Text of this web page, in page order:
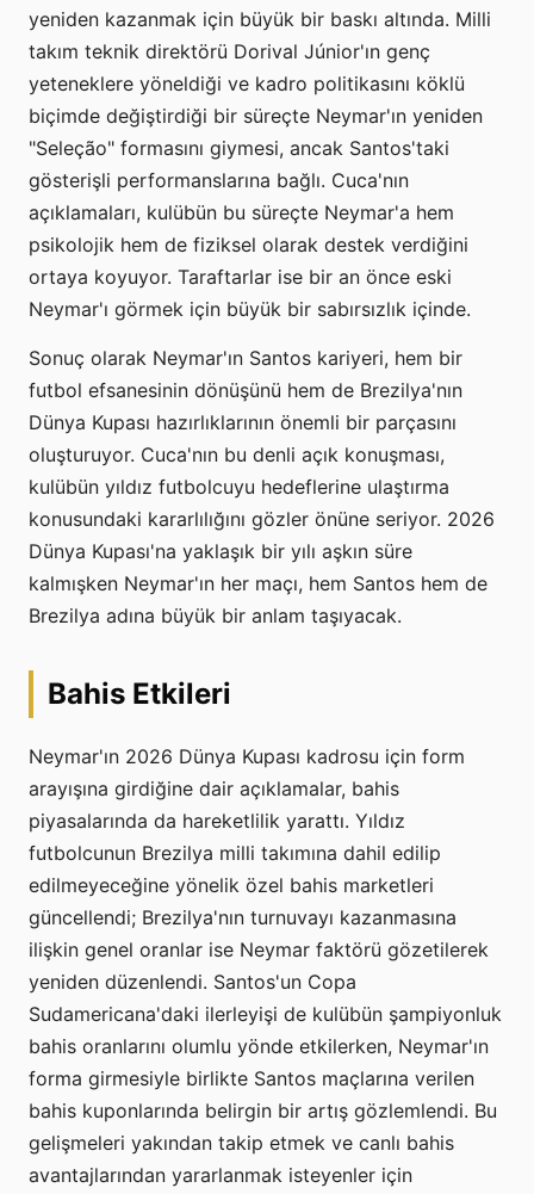
yeniden kazanmak için büyük bir baskı altında. Milli
takım teknik direktörü Dorival Júnior'ın genç
yeteneklere yöneldiği ve kadro politikasını köklü
biçimde değiştirdiği bir süreçte Neymar'ın yeniden
"Seleção" formasını giymesi, ancak Santos'taki
gösterişli performanslarına bağlı. Cuca'nın
açıklamaları, kulübün bu süreçte Neymar'a hem
psikolojik hem de fiziksel olarak destek verdiğini
ortaya koyuyor. Taraftarlar ise bir an önce eski
Neymar'ı görmek için büyük bir sabırsızlık içinde.
Sonuç olarak Neymar'ın Santos kariyeri, hem bir
futbol efsanesinin dönüşünü hem de Brezilya'nın
Dünya Kupası hazırlıklarının önemli bir parçasını
oluşturuyor. Cuca'nın bu denli açık konuşması,
kulübün yıldız futbolcuyu hedeflerine ulaştırma
konusundaki kararlılığını gözler önüne seriyor. 2026
Dünya Kupası'na yaklaşık bir yılı aşkın süre
kalmışken Neymar'ın her maçı, hem Santos hem de
Brezilya adına büyük bir anlam taşıyacak.
Bahis Etkileri
Neymar'ın 2026 Dünya Kupası kadrosu için form
arayışına girdiğine dair açıklamalar, bahis
piyasalarında da hareketlilik yarattı. Yıldız
futbolcunun Brezilya milli takımına dahil edilip
edilmeyeceğine yönelik özel bahis marketleri
güncellendi; Brezilya'nın turnuvayı kazanmasına
ilişkin genel oranlar ise Neymar faktörü gözetilerek
yeniden düzenlendi. Santos'un Copa
Sudamericana'daki ilerleyişi de kulübün şampiyonluk
bahis oranlarını olumlu yönde etkilerken, Neymar'ın
forma girmesiyle birlikte Santos maçlarına verilen
bahis kuponlarında belirgin bir artış gözlemlendi. Bu
gelişmeleri yakından takip etmek ve canlı bahis
avantajlarından yararlanmak isteyenler için